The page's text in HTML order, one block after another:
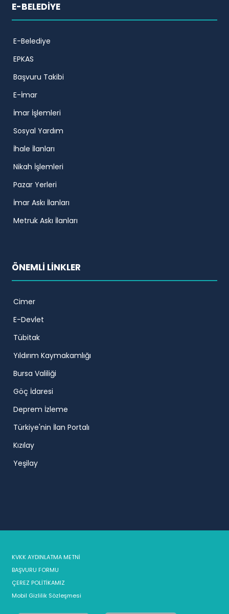
E-BELEDİYE
E-Belediye
EPKAS
Başvuru Takibi
E-İmar
İmar İşlemleri
Sosyal Yardım
İhale İlanları
Nikah İşlemleri
Pazar Yerleri
İmar Askı İlanları
Metruk Askı İlanları
ÖNEMLİ LİNKLER
Cimer
E-Devlet
Tübitak
Yıldırım Kaymakamlığı
Bursa Valiliği
Göç İdaresi
Deprem İzleme
Türkiye'nin İlan Portalı
Kızılay
Yeşilay
KVKK AYDINLATMA METNİ
BAŞVURU FORMU
ÇEREZ POLİTİKAMIZ
Mobil Gizlilik Sözleşmesi